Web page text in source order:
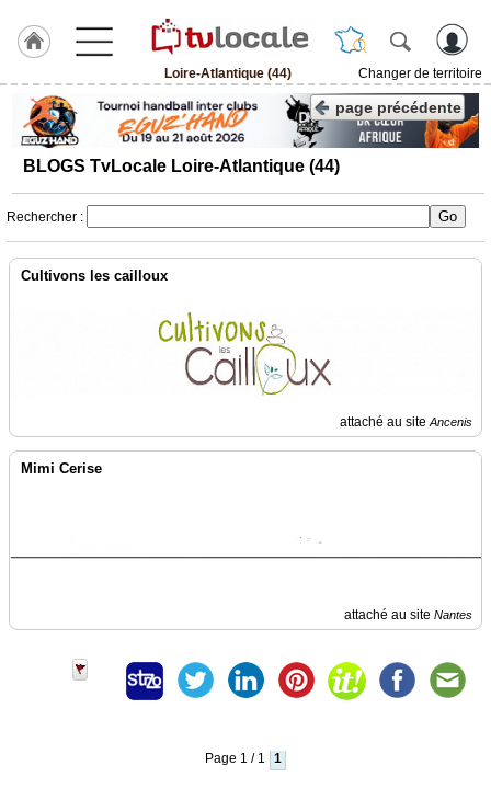
Loire-Atlantique (44)
Changer de territoire
J'adhère
Hulcoq
ACCUEIL
Loire-
(44)
TvLocale
Agenda
Médias
BLOGS TvLocale Loire-Atlantique (44)
page précédente
Rechercher :
Cultivons les cailloux
attaché au siteAncenis
Mimi Cerise
attaché au site Nantes
Page 1 / 1 1